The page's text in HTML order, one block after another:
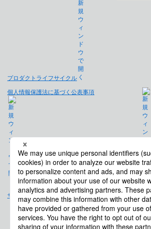
プロダクトライフサイクル
個人情報保護法に基づく公表事項
免責事項
サイトマップ